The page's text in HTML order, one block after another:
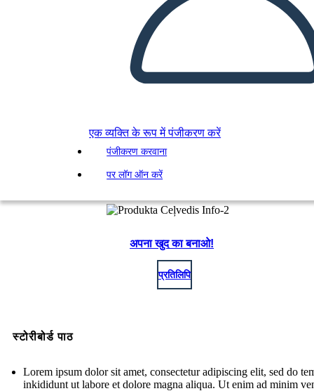
एक व्यक्ति के रूप में पंजीकरण करें
पंजीकरण करवाना
पर लॉग ऑन करें
अपना खुद का बनाओ!
प्रतिलिपि
स्टोरीबोर्ड पाठ
Lorem ipsum dolor sit amet, consectetur adipiscing elit, sed do
inkididunt ut labore et dolore magna aliqua. Ut enim ad minim